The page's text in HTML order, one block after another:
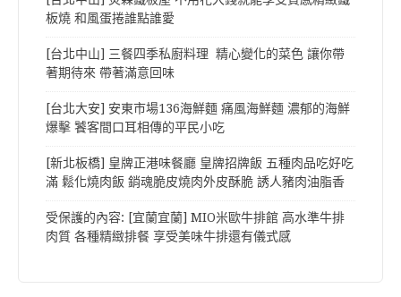
板燒 和風蛋捲誰點誰愛
[台北中山] 三餐四季私廚料理 精心變化的菜色 讓你帶
著期待來 帶著滿意回味
[台北大安] 安東市場136海鮮麵 痛風海鮮麵 濃郁的海鮮
爆擊 饕客間口耳相傳的平民小吃
[新北板橋] 皇牌正港味餐廳 皇牌招牌飯 五種肉品吃好吃
滿 鬆化燒肉飯 銷魂脆皮燒肉外皮酥脆 誘人豬肉油脂香
受保護的內容: [宜蘭宜蘭] MIO米歐牛排館 高水準牛排
肉質 各種精緻排餐 享受美味牛排還有儀式感